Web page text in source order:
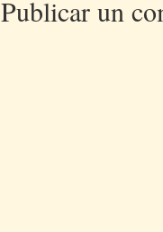
Publicar un